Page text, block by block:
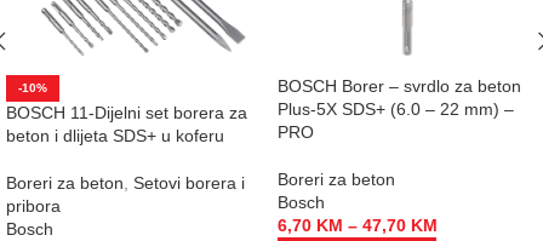
-10%
BOSCH 11-Dijelni set borera za
beton i dlijeta SDS+ u koferu
Boreri za beton, Setovi borera i
pribora
Bosch
BOSCH Borer – svrdlo za beton
Plus-5X SDS+ (6.0 – 22 mm) –
PRO
Boreri za beton
Bosch
6,70 KM – 47,70 KM